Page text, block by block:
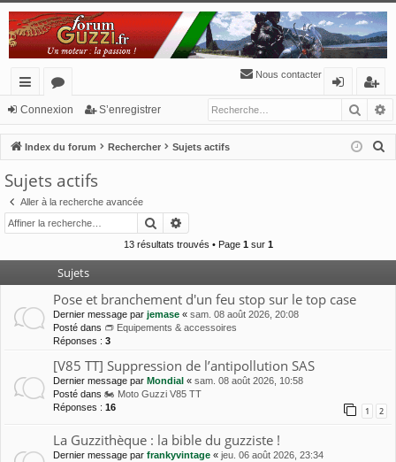
cc
ès
ra
pi
de
or
u
m
Nous contacter
n
ne
’e
nr
eg
Connexion S’enregistrer
Index du forum Rechercher Sujets actifs
c
Sujets actifs
Aller à la recherche avancée
Rechercher
13 résultats trouvés • Page 1sur 1
Sujets
Pose et branchement d'un feu stop sur le top case
Dernier message par jemase « sam. 08 août 2026, 20:08
Posté dans 👝 Equipements & accessoires
Réponses : 3
[V85 TT] Suppression de l’antipollution SAS
Dernier message par Mondial « sam. 08 août 2026, 10:58
Posté dans 🏍 Moto Guzzi V85 TT
Réponses : 16 1 2
La Guzzithèque : la bible du guzziste !
Dernier message par frankyvintage « jeu. 06 août 2026, 23:34